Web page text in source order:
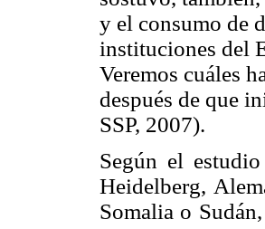
y el consumo de
instituciones del
Veremos cuáles
después de que
SSP, 2007).
Según el
Heidelberg,
Somalia o